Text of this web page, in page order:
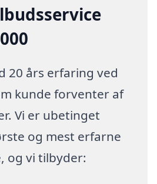
20 års erfaring ved
kunde forventer af
Vi er ubetinget
og mest erfarne
og vi tilbyder: